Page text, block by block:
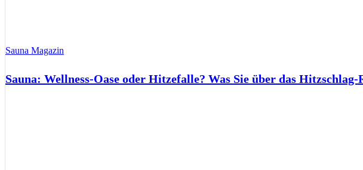
Sauna Magazin
Sauna: Wellness-Oase oder Hitzefalle? Was Sie über das Hitzschlag-